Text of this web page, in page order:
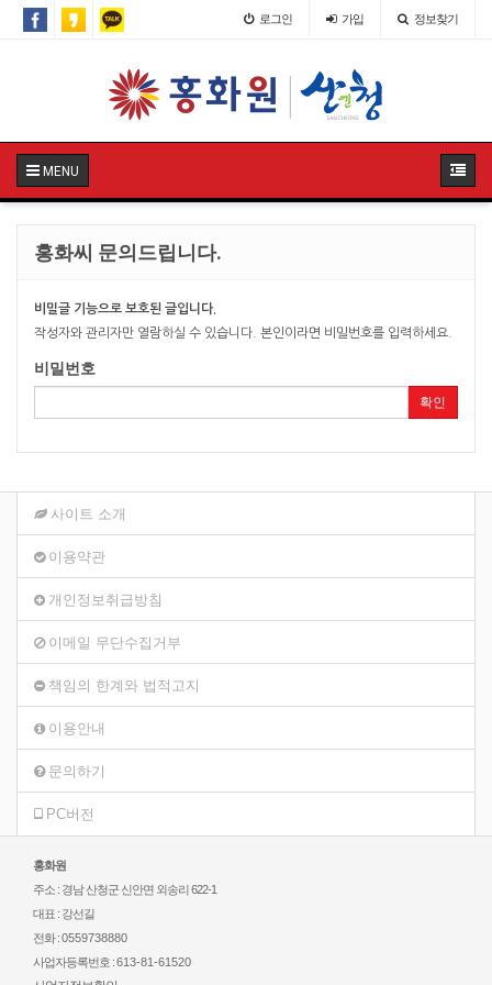
로그인 가입 정보찾기
MENU
홍화씨 문의드립니다.
비밀글 기능으로 보호된 글입니다.
작성자와 관리자만 열람하실 수 있습니다. 본인이라면 비밀번호를 입력하세요.
비밀번호
확인
사이트 소개
이용약관
개인정보취급방침
이메일 무단수집거부
책임의 한계와 법적고지
이용안내
문의하기
PC버전
홍화원
주소 : 경남 산청군 신안면 외송리 622-1
대표 : 강선길
전화 :0559738880
사업자등록번호 :613-81-61520